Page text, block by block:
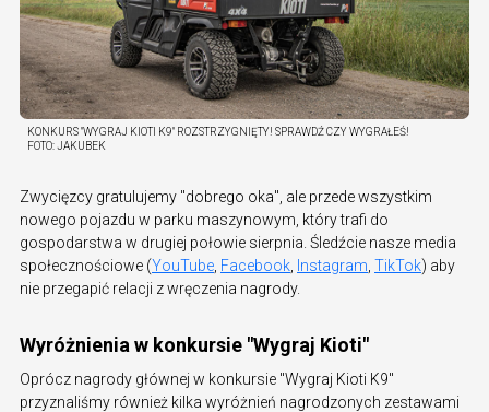
KONKURS "WYGRAJ KIOTI K9" ROZSTRZYGNIĘTY! SPRAWDŹ CZY WYGRAŁEŚ!
FOTO:JAKUBEK
Zwycięzcy gratulujemy "dobrego oka", ale przede wszystkim
nowego pojazdu w parku maszynowym, który trafi do
gospodarstwa w drugiej połowie sierpnia. Śledźcie nasze media
społecznościowe (YouTube Facebook Instagram TikTok) aby
nie przegapić relacji z wręczenia nagrody.
Wyróżnienia w konkursie "Wygraj Kioti"
Oprócz nagrody głównej w konkursie "Wygraj Kioti K9"
przyznaliśmy również kilka wyróżnień nagrodzonych zestawami